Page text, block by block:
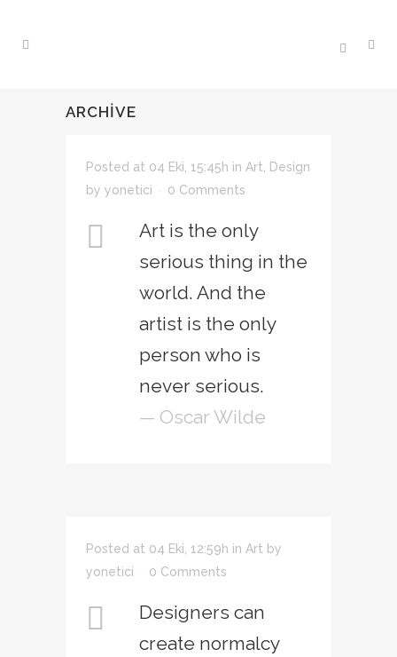
ARCHIVE
Posted at 04 Eki, 15:45h in Art
Design
by yonetici 0 Comments
Art is the only
serious thing in the
world. And the
artist is the only
person who is
never serious.
— Oscar Wilde
Posted at 04 Eki, 12:59h in Art by
yonetici
0 Comments
Designers can
create normalcy